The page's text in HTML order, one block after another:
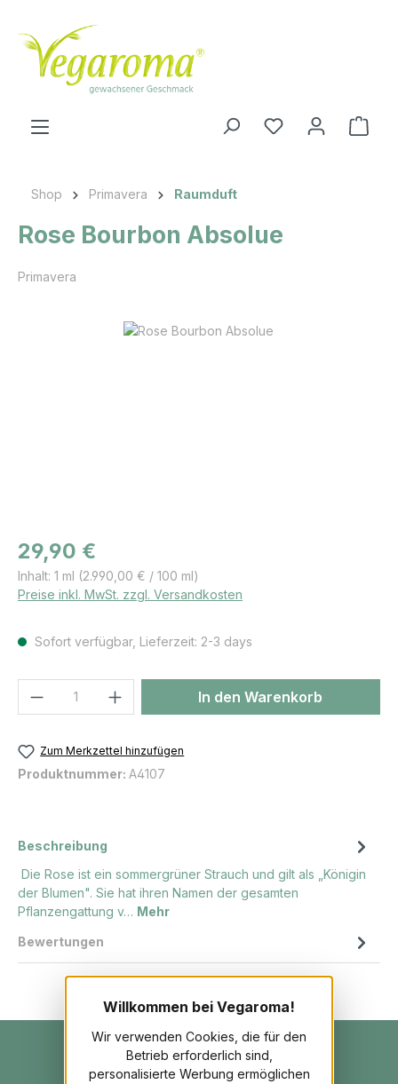
Du hast 0
Shop Primavera Raumduft
Rose Bourbon Absolue
Primavera
Regulärer Preis:
29,90 €
Inhalt: 1 ml (2.990,00 € / 100 ml)
Preise inkl. MwSt. zzgl. Versandkosten
Sofort verfügbar, Lieferzeit: 2-3 days
Produkt Anzahl: Gib denIn den Warenkorb
Zum Merkzettel hinzufügen
Produktnummer: A4107
Beschreibung
Die Rose ist ein sommergrüner Strauch und gilt als „Königin
der Blumen". Sie hat ihren Namen der gesamten
Pflanzengattung v… Mehr
Bewertungen
10 % Willkommensrabatt
Willkommen bei Vegaroma!
Wir verwenden Cookies, die für den
Betrieb erforderlich sind,
personalisierte Werbung ermöglichen